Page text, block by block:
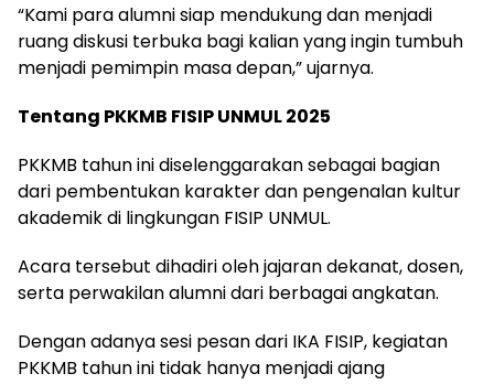
“Kami para alumni siap mendukung dan menjadi
ruang diskusi terbuka bagi kalian yang ingin tumbuh
menjadi pemimpin masa depan,” ujarnya.
Tentang PKKMB FISIP UNMUL 2025
PKKMB tahun ini diselenggarakan sebagai bagian
dari pembentukan karakter dan pengenalan kultur
akademik di lingkungan FISIP UNMUL.
Acara tersebut dihadiri oleh jajaran dekanat, dosen,
serta perwakilan alumni dari berbagai angkatan.
Dengan adanya sesi pesan dari IKA FISIP, kegiatan
PKKMB tahun ini tidak hanya menjadi ajang